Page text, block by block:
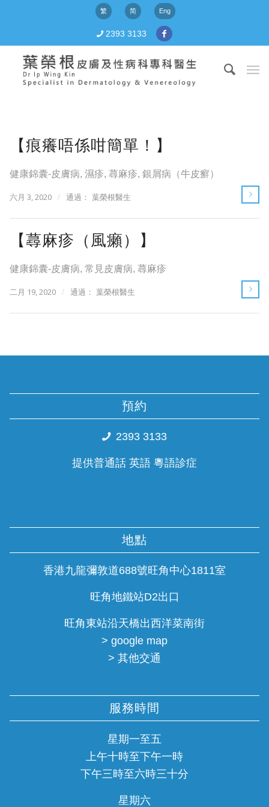
繁 简 Eng
2393 3133
【痕癢唔係咁簡單！】
健康錦囊-皮膚病, 濕疹, 蕁麻疹, 銀屑病（牛皮癬）
六月 3, 2020 / 通過： 葉榮根醫生
【蕁麻疹（風癩）】
健康錦囊-皮膚病, 常見皮膚病, 蕁麻疹
二月 19, 2020 / 通過： 葉榮根醫生
預約
2393 3133
提供普通話 英語 粵語診症
地點
香港九龍彌敦道688號旺角中心1811室
旺角地鐵站D2出口
旺角東站沿天橋出西洋菜南街
> google map
> 其他交通
服務時間
星期一至五
上午十時至下午一時
下午三時至六時三十分
星期六